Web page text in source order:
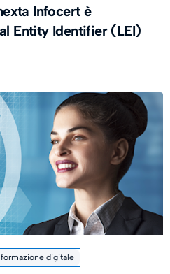
Infocert è
Entity Identifier (LEI)
digitale